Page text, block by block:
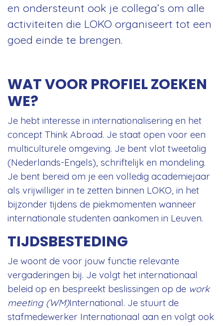
en ondersteunt ook je collega’s om alle
activiteiten die LOKO organiseert tot een
goed einde te brengen.
WAT VOOR PROFIEL ZOEKEN
WE?
Je hebt interesse in internationalisering en het
concept Think Abroad. Je staat open voor een
multiculturele omgeving. Je bent vlot tweetalig
(Nederlands-Engels), schriftelijk en mondeling.
Je bent bereid om je een volledig academiejaar
als vrijwilliger in te zetten binnen LOKO, in het
bijzonder tijdens de piekmomenten wanneer
internationale studenten aankomen in Leuven.
TIJDSBESTEDING
Je woont de voor jouw functie relevante
vergaderingen bij. Je volgt het internationaal
beleid op en bespreekt beslissingen op de work
meeting (WM)International. Je stuurt de
stafmedewerker Internationaal aan en volgt ook